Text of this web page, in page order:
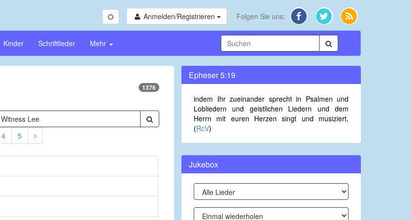
Anmelden/Registrieren Folgen Sie uns:
Kinder Schriftlieder Mehr
1376
4 5
Epheser 5:19
indem Ihr zueinander sprecht in Psalmen und
Lobliedern und geistlichen Liedern und dem
Herrn mit euren Herzen singt und musiziert,
(RcV)
Jukebox